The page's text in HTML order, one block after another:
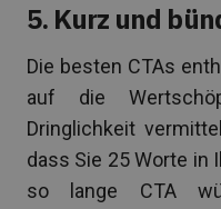
5. Kurz und
Die besten CTAs
auf die
Dringlichkeit
dass Sie 25 Worte in
so lange CTA